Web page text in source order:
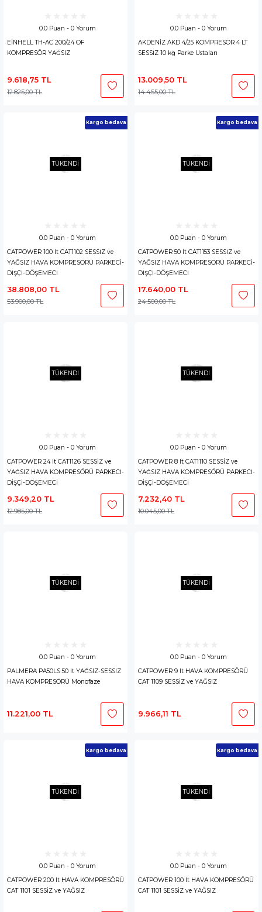
0.0 Puan - 0 Yorum
EİNHELL TH-AC 200/24 OF
KOMPRESÖR YAĞSIZ
9.618,75 TL
12.825,00 TL
0.0 Puan - 0 Yorum
AKDENİZ AKD 4/25 KOMPRESÖR 4 LT
SESSİZ 10 kğ Parke Ustaları
13.009,50 TL
14.455,00 TL
TÜKENDİ
Kargo bedava
0.0 Puan - 0 Yorum
CATPOWER 100 lt CAT1102 SESSİZ ve
YAĞSIZ HAVA KOMPRESÖRÜ PARKECİ-
DİŞÇİ-DÖŞEMECİ
38.808,00 TL
53.900,00 TL
TÜKENDİ
Kargo bedava
0.0 Puan - 0 Yorum
CATPOWER 50 lt CAT1153 SESSİZ ve
YAĞSIZ HAVA KOMPRESÖRÜ PARKECİ-
DİŞÇİ-DÖŞEMECİ
17.640,00 TL
24.500,00 TL
TÜKENDİ
0.0 Puan - 0 Yorum
CATPOWER 24 lt CAT1126 SESSİZ ve
YAĞSIZ HAVA KOMPRESÖRÜ PARKECİ-
DİŞÇİ-DÖŞEMECİ
9.349,20 TL
12.985,00 TL
TÜKENDİ
0.0 Puan - 0 Yorum
CATPOWER 8 lt CAT1110 SESSİZ ve
YAĞSIZ HAVA KOMPRESÖRÜ PARKECİ-
DİŞÇİ-DÖŞEMECİ
7.232,40 TL
10.045,00 TL
TÜKENDİ
0.0 Puan - 0 Yorum
PALMERA PA50LS 50 lt YAĞSIZ-SESSİZ
HAVA KOMPRESÖRÜ Monofaze
11.221,00 TL
TÜKENDİ
0.0 Puan - 0 Yorum
CATPOWER 9 lt HAVA KOMPRESÖRÜ
CAT 1109 SESSİZ ve YAĞSIZ
9.966,11 TL
TÜKENDİ
Kargo bedava
0.0 Puan - 0 Yorum
CATPOWER 200 lt HAVA KOMPRESÖRÜ
CAT 1101 SESSİZ ve YAĞSIZ
TÜKENDİ
Kargo bedava
0.0 Puan - 0 Yorum
CATPOWER 100 lt HAVA KOMPRESÖRÜ
CAT 1101 SESSİZ ve YAĞSIZ